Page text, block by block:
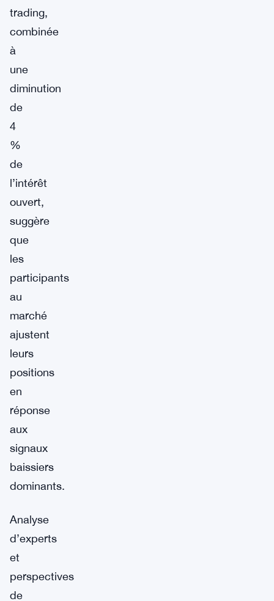
trading,
combinée
à
une
diminution
de
4
%
de
l’intérêt
ouvert,
suggère
que
les
participants
au
marché
ajustent
leurs
positions
en
réponse
aux
signaux
baissiers
dominants.
Analyse
d’experts
et
perspectives
de